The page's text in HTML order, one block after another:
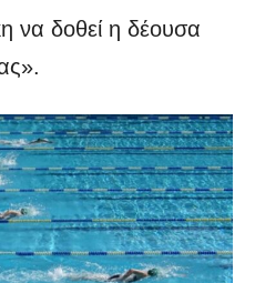
να δοθεί η δέουσα